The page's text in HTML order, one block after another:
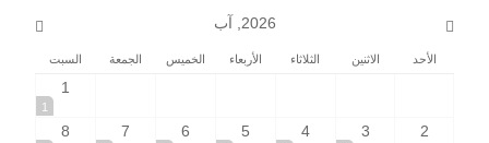
2026, آب
الأحد الاثنين الثلاثاء الأربعاء الخميس الجمعة السبت
1
1
2
3
4
5
6
7
8